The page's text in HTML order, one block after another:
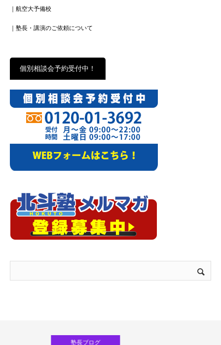
｜航空大予備校
｜塾長・講演のご依頼について
個別相談会予約受付中！